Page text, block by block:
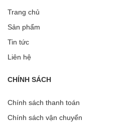
Trang chủ
Sản phẩm
Tin tức
Liên hệ
CHÍNH SÁCH
Chính sách thanh toán
Chính sách vận chuyển